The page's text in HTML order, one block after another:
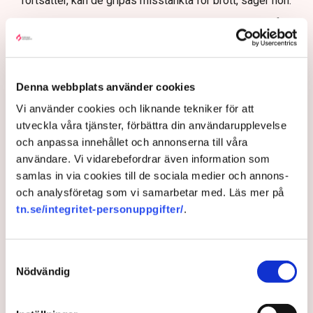
Denna webbplats använder cookies
Vi använder cookies och liknande tekniker för att
utveckla våra tjänster, förbättra din användarupplevelse
och anpassa innehållet och annonserna till våra
användare. Vi vidarebefordrar även information som
samlas in via cookies till de sociala medier och annons-
och analysföretag som vi samarbetar med. Läs mer på
tn.se/integritet-personuppgifter/.
Nödvändig
Samtidigt menar Anna-Lena Mann att polisens uppgift
är att vara opartisk, att följa lagstiftningen och att
navigera i den juridiska och moraliska komplexiteten i
Rätten har sina gränser
En sådan aspekt är att Grimsås mosse räknas juridiskt
som natur- och våtmark, inte som ett inhägnat
industriområde. Det innebär att allemansrätten i
grunden gäller på platsen. Men den rätten har sina
gränser.
– Demonstrationsrätten är grundlagsskyddad även på
ekonomiska värden, säger Anna-Lena Mann.
Ogräsfröspridningen och de igengrävda dikena kan
utredas som skadegörelse eller sabotage. Men för att